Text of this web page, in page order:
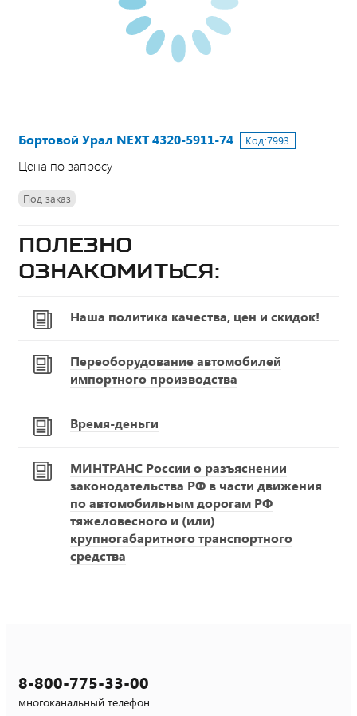
Бортовой Урал NEXT 4320-5911-74 Код:7993
Цена по запросу
Под заказ
Полезно
ознакомиться:
Наша политика качества, цен и скидок!
Переоборудование автомобилей
импортного производства
Время-деньги
МИНТРАНС России о разъяснении
законодательства РФ в части движения
по автомобильным дорогам РФ
тяжеловесного и (или)
крупногабаритного транспортного
средства
8-800-775-33-00
многоканальный телефон